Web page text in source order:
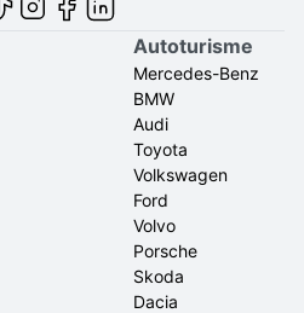
Autoturisme
Mercedes-Benz
BMW
Audi
Toyota
Volkswagen
Ford
Volvo
Porsche
Skoda
Dacia